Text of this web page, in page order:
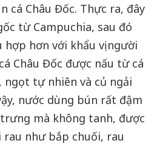
cá Châu Đốc. Thực ra, đây
từ Campuchia, sau đó
hơn với khẩu vị người
Châu Đốc được nấu từ cá
ngọt tự nhiên và củ ngải
nước dùng bún rất đậm
mà không tanh, được
rau như bắp chuối, rau